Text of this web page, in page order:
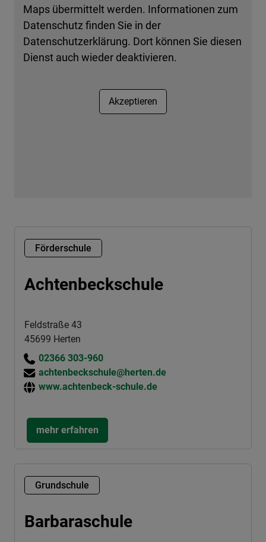
Maps übermittelt werden. Informationen zum
Datenschutz finden Sie in der
Datenschutzerklärung. Dort können Sie diesen
Dienst auch wieder deaktivieren.
Akzeptieren
Förderschule
Achtenbeckschule
Feldstraße 43
45699 Herten
02366 303-960
achtenbeckschule@herten.de
www.achtenbeck-schule.de
mehr erfahren
Grundschule
Barbaraschule